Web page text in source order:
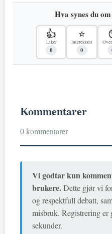
Hva synes du
👍
Liker
0
⭐
Interessant
0
Kommentarer
0 kommentarer
Vi godtar kun
brukere.Dette gjør vi
og respektfull debatt,
misbruk. Registrering er
sekunder.